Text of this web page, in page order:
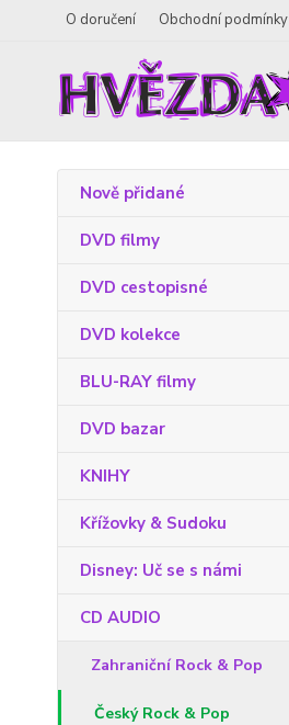
O doručení Obchodní podmínky
Nově přidané
DVD filmy
DVD cestopisné
DVD kolekce
BLU-RAY filmy
DVD bazar
KNIHY
Křížovky & Sudoku
Disney: Uč se s námi
CD AUDIO
Zahraniční Rock & Pop
Český Rock & Pop